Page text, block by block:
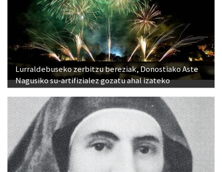
Lurraldebuseko zerbitzu bereziak, Donostiako Aste
Nagusiko su-artifizialez gozatu ahal izateko